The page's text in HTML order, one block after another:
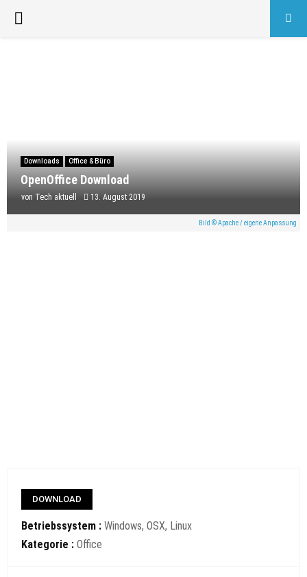
PRIMARY
Downloads Office & Büro
OpenOffice Download
von Tech aktuell 13. August 2019
Bild © Apache / eigene Anpassung
DOWNLOAD
Betriebssystem : Windows, OSX, Linux
Kategorie : Office